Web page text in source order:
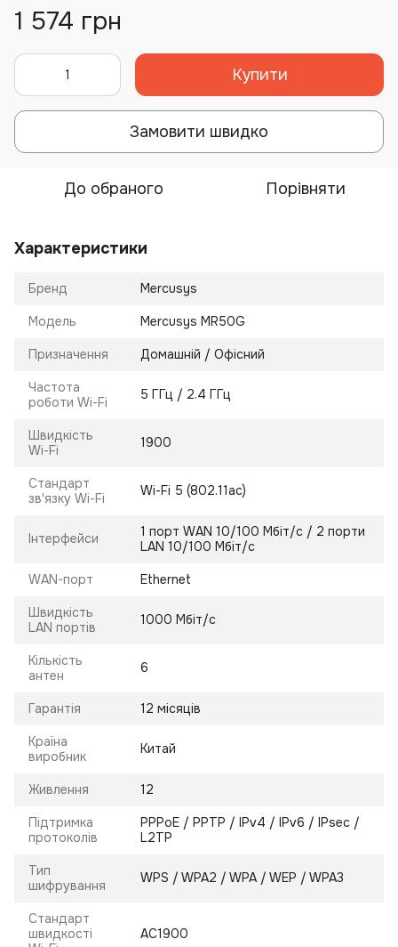
1 574 грн
Купити
Замовити швидко
До обраного Порівняти
Характеристики
Бренд Mercusys
Модель Mercusys MR50G
Призначення Домашній / Офісний
Частота
роботи Wi-Fi
5 ГГц / 2.4 ГГц
Швидкість
Wi-Fi
1900
Стандарт
зв'язку Wi-Fi
Wi-Fi 5 (802.11ac)
Інтерфейси
1 порт WAN 10/100 Мбіт/с / 2 порти
LAN 10/100 Мбіт/с
WAN-порт Ethernet
Швидкість
LAN портів
1000 Мбіт/с
Кількість
антен
6
Гарантія 12 місяців
Країна
виробник
Китай
Живлення 12
Підтримка
протоколів
PPPoE / PPTP / IPv4 / IPv6 / IPsec /
L2TP
Тип
шифрування
WPS / WPA2 / WPA / WEP / WPA3
Стандарт
швидкості
AC1900